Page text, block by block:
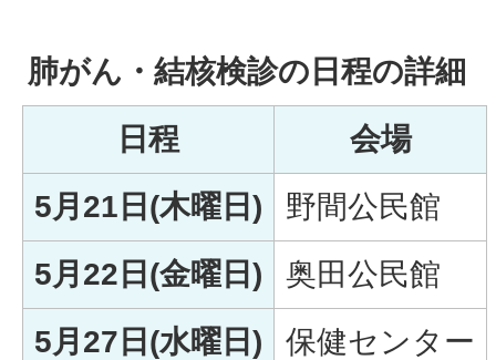
肺がん・結核検診の日程の詳細
日程
会場
5月21日(木曜日)
野間公民館
5月22日(金曜日)
奥田公民館
5月27日(水曜日)
保健センター